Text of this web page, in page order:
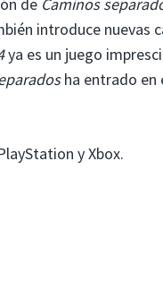
introduce nuevas
ya es un juego
ha entrado en
y Xbox.